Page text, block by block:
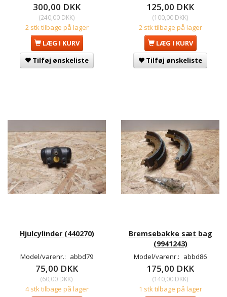
300,00 DKK
(240,00 DKK)
2 stk tilbage på lager
LÆG I KURV
Tilføj ønskeliste
125,00 DKK
(100,00 DKK)
2 stk tilbage på lager
LÆG I KURV
Tilføj ønskeliste
Hjulcylinder (440270)
Model/varenr.: abbd79
75,00 DKK
(60,00 DKK)
4 stk tilbage på lager
Bremsebakke sæt bag
(9941243)
Model/varenr.: abbd86
175,00 DKK
(140,00 DKK)
1 stk tilbage på lager